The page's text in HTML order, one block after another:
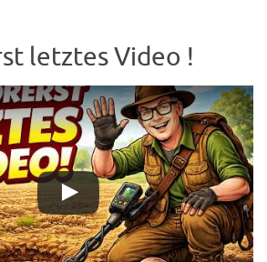
letztes Video !